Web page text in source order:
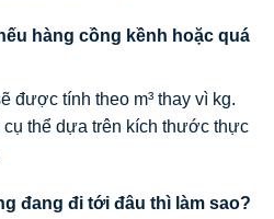
hàng cồng kềnh hoặc quá
được tính theo m³ thay vì kg.
thể dựa trên kích thước thực
đang đi tới đâu thì làm sao?